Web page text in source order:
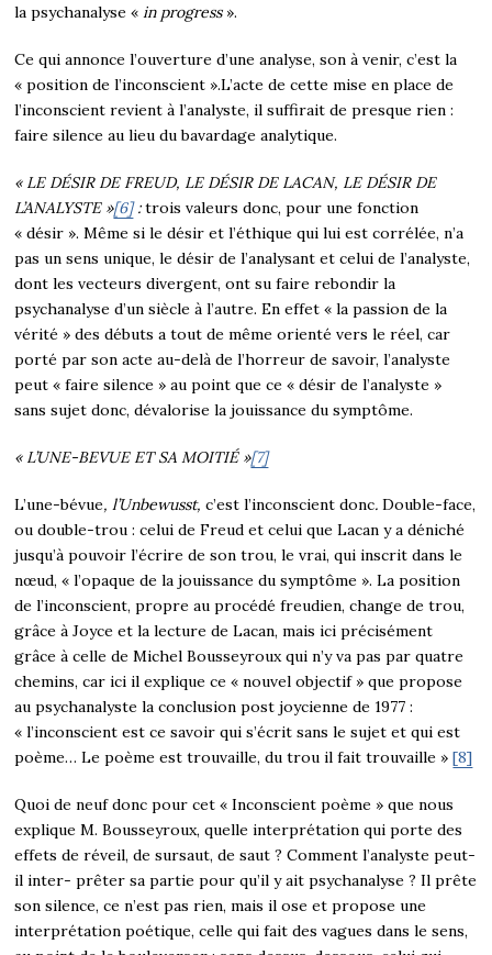
la psychanalyse « in progress».
Ce qui annonce l’ouverture d’une analyse, son à venir, c’est la
« position de l’inconscient ».L’acte de cette mise en place de
l’inconscient revient à l’analyste, il suffirait de presque rien :
faire silence au lieu du bavardage analytique.
« LE DÉSIR DE FREUD, LE DÉSIR DE LACAN, LE DÉSIR DE
L’ANALYSTE »[6]:trois valeurs donc, pour une fonction
« désir ». Même si le désir et l’éthique qui lui est corrélée, n’a
pas un sens unique, le désir de l’analysant et celui de l’analyste,
dont les vecteurs divergent, ont su faire rebondir la
psychanalyse d’un siècle à l’autre. En effet « la passion de la
vérité » des débuts a tout de même orienté vers le réel, car
porté par son acte au-delà de l’horreur de savoir, l’analyste
peut « faire silence » au point que ce « désir de l’analyste »
sans sujet donc, dévalorise la jouissance du symptôme.
« L’UNE-BEVUE ET SA MOITIÉ »[7]
L’une-bévue, l’Unbewusst,c’est l’inconscient donc.Double-face,
ou double-trou : celui de Freud et celui que Lacan y a déniché
jusqu’à pouvoir l’écrire de son trou, le vrai, qui inscrit dans le
nœud, « l’opaque de la jouissance du symptôme ». La position
de l’inconscient, propre au procédé freudien, change de trou,
grâce à Joyce et la lecture de Lacan, mais ici précisément
grâce à celle de Michel Bousseyroux qui n’y va pas par quatre
chemins, car ici il explique ce « nouvel objectif » que propose
au psychanalyste la conclusion post joycienne de 1977 :
« l’inconscient est ce savoir qui s’écrit sans le sujet et qui est
poème… Le poème est trouvaille, du trou il fait trouvaille »[8]
Quoi de neuf donc pour cet « Inconscient poème » que nous
explique M. Bousseyroux, quelle interprétation qui porte des
effets de réveil, de sursaut, de saut ? Comment l’analyste peut-
il inter- prêter sa partie pour qu’il y ait psychanalyse ? Il prête
son silence, ce n’est pas rien, mais il ose et propose une
interprétation poétique, celle qui fait des vagues dans le sens,